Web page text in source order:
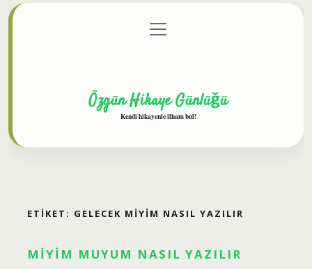
Gizlilik Politikası
menüyü
aç
Özgün Hikaye Günlüğü
Kendi hikayenle ilham bul!
ETIKET: GELECEK MIYIM NASIL YAZILIR
MIYIM MUYUM NASIL YAZILIR